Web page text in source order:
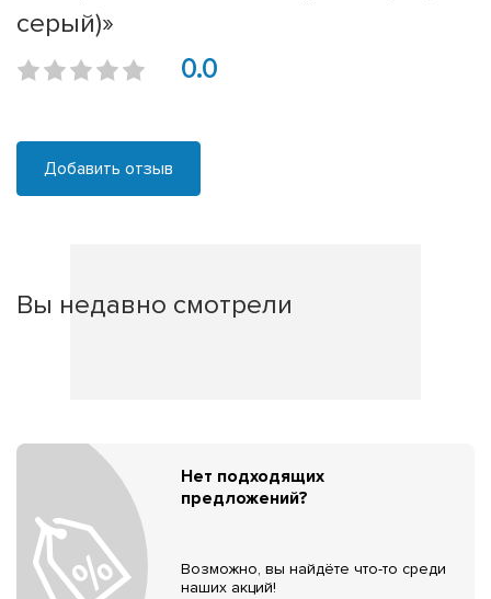
серый)»
0.0
Добавить отзыв
Вы недавно смотрели
Нет подходящих
предложений?
Возможно, вы найдёте что-то среди
наших акций!